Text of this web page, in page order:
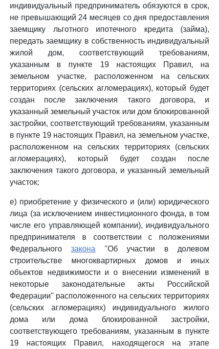
индивидуальный предприниматель обязуются в срок,
не превышающий 24 месяцев со дня предоставления
заемщику льготного ипотечного кредита (займа),
передать заемщику в собственность индивидуальный
жилой дом, соответствующий требованиям,
указанным в пункте 19 настоящих Правил, на
земельном участке, расположенном на сельских
территориях (сельских агломерациях), который будет
создан после заключения такого договора, и
указанный земельный участок или дом блокированной
застройки, соответствующий требованиям, указанным
в пункте 19 настоящих Правил, на земельном участке,
расположенном на сельских территориях (сельских
агломерациях), который будет создан после
заключения такого договора, и указанный земельный
участок;
е) приобретение у физического и (или) юридического
лица (за исключением инвестиционного фонда, в том
числе его управляющей компании), индивидуального
предпринимателя в соответствии с положениями
Федеральногозакона "Об участии в долевом
строительстве многоквартирных домов и иных
объектов недвижимости и о внесении изменений в
некоторые законодательные акты Российской
Федерации" расположенного на сельских территориях
(сельских агломерациях) индивидуального жилого
дома или дома блокированной застройки,
соответствующего требованиям, указанным в пункте
19 настоящих Правил, находящегося на этапе